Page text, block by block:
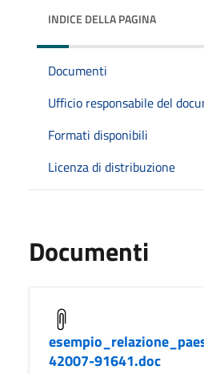
INDICE DELLA PAGINA
Documenti
Ufficio responsabile del
Formati disponibili
Licenza di distribuzione
Documenti
42007-91641.doc